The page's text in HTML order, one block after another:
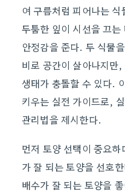
여 구름처럼 피어나는
두툼한 잎이 시선을 끄
안정감을 준다. 두 식물
비로 공간이 살아나지만
생태가 충돌할 수 있다.
키우는 실전 가이드로,
관리법을 제시한다.
먼저 토양 선택이 중요
가 잘 되는 토양을 선호
배수가 잘 되는 토양을